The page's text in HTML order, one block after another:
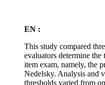
EN :
This study compared
evaluators determine
item exam, namely, the
Nedelsky. Analysis and
thresholds varied from